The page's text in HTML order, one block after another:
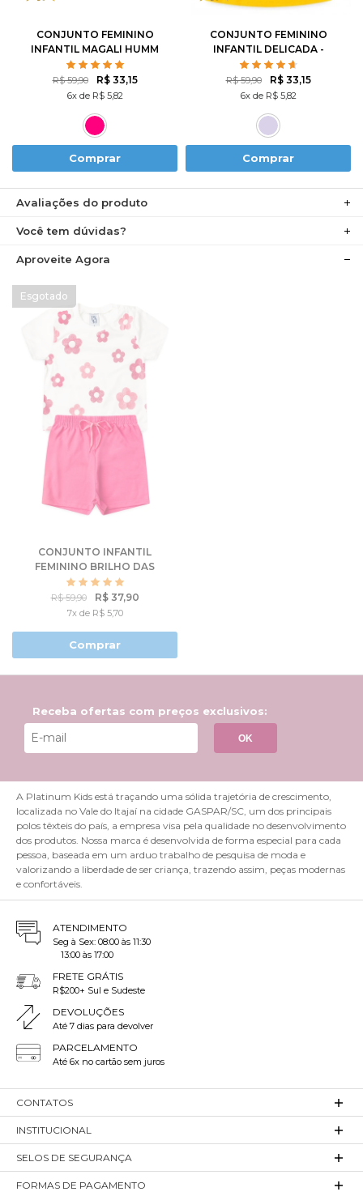
CONJUNTO FEMININO
INFANTIL MAGALI HUMM
AMO MELANCIA- TURMA
DA MÔNICA
R$ 59,90 R$ 33,15
6x de R$ 5,82
Comprar
CONJUNTO FEMININO
INFANTIL DELICADA -
HELLO KITTY
R$ 59,90 R$ 33,15
6x de R$ 5,82
Comprar
Avaliações do produto
Você tem dúvidas?
Aproveite Agora
CONJUNTO INFANTIL
FEMININO BRILHO DAS
FLORES
R$ 59,90 R$ 37,90
7x de R$ 5,70
Comprar
Receba ofertas com preços exclusivos:
OK
A Platinum Kids está traçando uma sólida trajetória de crescimento,
localizada no Vale do Itajaí na cidade GASPAR/SC, um dos principais
polos têxteis do país, a empresa visa pela qualidade no desenvolvimento
dos produtos. Nossa marca é desenvolvida de forma especial para cada
pessoa, baseada em um arduo trabalho de pesquisa de moda e
valorizando a liberdade de ser criança, trazendo assim, peças modernas
e confortáveis.
ATENDIMENTO
Seg à Sex: 08:00 às 11:30
13:00 às 17:00
FRETE GRÁTIS
R$200+ Sul e Sudeste
DEVOLUÇÕES
Até 7 dias para devolver
PARCELAMENTO
Até 6x no cartão sem juros
CONTATOS
INSTITUCIONAL
SELOS DE SEGURANÇA
FORMAS DE PAGAMENTO